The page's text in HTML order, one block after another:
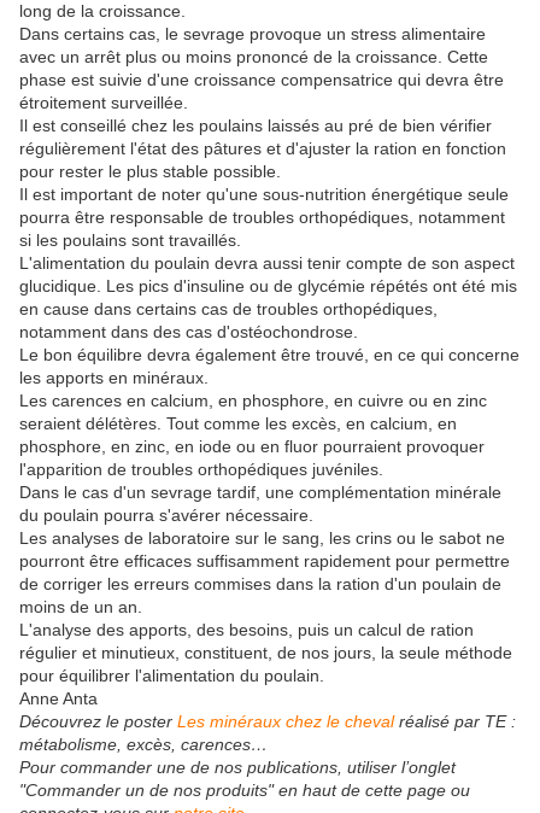
long de la croissance.
Dans certains cas, le sevrage provoque un stress alimentaire
avec un arrêt plus ou moins prononcé de la croissance. Cette
phase est suivie d'une croissance compensatrice qui devra être
étroitement surveillée.
Il est conseillé chez les poulains laissés au pré de bien vérifier
régulièrement l'état des pâtures et d'ajuster la ration en fonction
pour rester le plus stable possible.
Il est important de noter qu'une sous-nutrition énergétique seule
pourra être responsable de troubles orthopédiques, notamment
si les poulains sont travaillés.
L'alimentation du poulain devra aussi tenir compte de son aspect
glucidique. Les pics d'insuline ou de glycémie répétés ont été mis
en cause dans certains cas de troubles orthopédiques,
notamment dans des cas d'ostéochondrose.
Le bon équilibre devra également être trouvé, en ce qui concerne
les apports en minéraux.
Les carences en calcium, en phosphore, en cuivre ou en zinc
seraient délétères. Tout comme les excès, en calcium, en
phosphore, en zinc, en iode ou en fluor pourraient provoquer
l'apparition de troubles orthopédiques juvéniles.
Dans le cas d'un sevrage tardif, une complémentation minérale
du poulain pourra s'avérer nécessaire.
Les analyses de laboratoire sur le sang, les crins ou le sabot ne
pourront être efficaces suffisamment rapidement pour permettre
de corriger les erreurs commises dans la ration d'un poulain de
moins de un an.
L'analyse des apports, des besoins, puis un calcul de ration
régulier et minutieux, constituent, de nos jours, la seule méthode
pour équilibrer l'alimentation du poulain.
Anne Anta
Découvrez le poster Les minéraux chez le chevalréalisé par TE :
métabolisme, excès, carences…
Pour commander une de nos publications, utiliser l’onglet
"Commander un de nos produits" en haut de cette page ou